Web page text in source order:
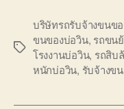
Tags
บริษัทรถรับจ้างขนข
ขนของบ่อวิน, รถขน
โรงงานบ่อวิน, รถสิบ
หนักบ่อวิน, รับจ้างข